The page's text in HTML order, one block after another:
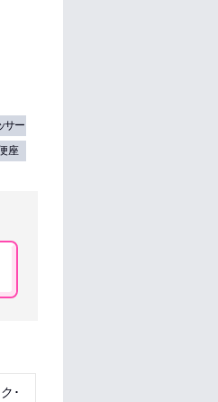
サー
座
･